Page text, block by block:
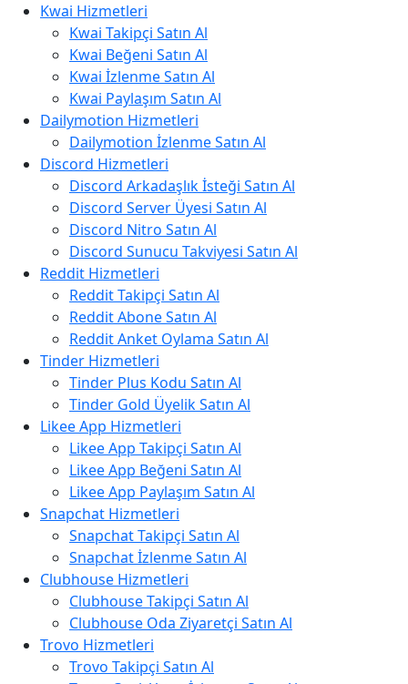
Kwai Hizmetleri
Kwai Takipçi Satın Al
Kwai Beğeni Satın Al
Kwai İzlenme Satın Al
Kwai Paylaşım Satın Al
Dailymotion Hizmetleri
Dailymotion İzlenme Satın Al
Discord Hizmetleri
Discord Arkadaşlık İsteği Satın Al
Discord Server Üyesi Satın Al
Discord Nitro Satın Al
Discord Sunucu Takviyesi Satın Al
Reddit Hizmetleri
Reddit Takipçi Satın Al
Reddit Abone Satın Al
Reddit Anket Oylama Satın Al
Tinder Hizmetleri
Tinder Plus Kodu Satın Al
Tinder Gold Üyelik Satın Al
Likee App Hizmetleri
Likee App Takipçi Satın Al
Likee App Beğeni Satın Al
Likee App Paylaşım Satın Al
Snapchat Hizmetleri
Snapchat Takipçi Satın Al
Snapchat İzlenme Satın Al
Clubhouse Hizmetleri
Clubhouse Takipçi Satın Al
Clubhouse Oda Ziyaretçi Satın Al
Trovo Hizmetleri
Trovo Takipçi Satın Al